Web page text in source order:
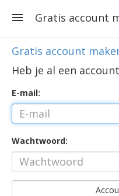
Gratis account
Gratis account
Heb je al een
E-mail:
Wachtwoord: